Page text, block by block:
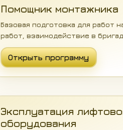
Помощник монтажника
Базовая подготовка для работ
работ, взаимодействие в
Открыть программу
Эксплуатация
оборудования